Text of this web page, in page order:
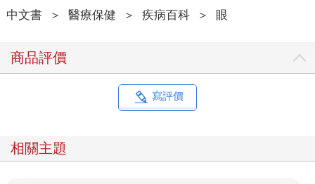
中文書 ＞ 醫療保健 ＞ 疾病百科 ＞ 眼
商品評價
寫評價
相關主題